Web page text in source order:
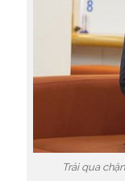
Trải qua